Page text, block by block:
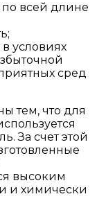
всей длине
условиях
сред
тем, что для
За счет этой
высоким
и химически